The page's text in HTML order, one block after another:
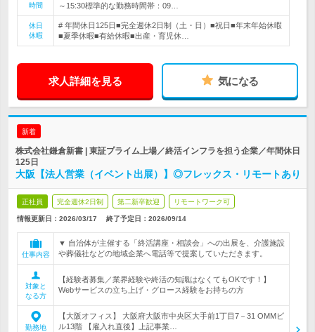
時間
～15:30標準的な勤務時間帯：09…
休日
休暇
# 年間休日125日■完全週休2日制（土・日）■祝日■年末年始休暇
■夏季休暇■有給休暇■出産・育児休…
求人詳細を見る 気になる
新着
株式会社鎌倉新書 | 東証プライム上場／終活インフラを担う企業／年間休日
125日
大阪【法人営業（イベント出展）】◎フレックス・リモートあり
正社員 完全週休2日制 第二新卒歓迎 リモートワーク可
情報更新日：2026/03/17 終了予定日： 2026/09/14
仕事内容
▼ 自治体が主催する「終活講座・相談会」への出展を、介護施設
や葬儀社などの地域企業へ電話等で提案していただきます。
対象と
なる方
【経験者募集／業界経験や終活の知識はなくてもOKです！】
Webサービスの立ち上げ・グロース経験をお持ちの方
勤務地
【大阪オフィス】 大阪府大阪市中央区大手前1丁目7－31 OMMビ
ル13階 【雇入れ直後】上記事業…